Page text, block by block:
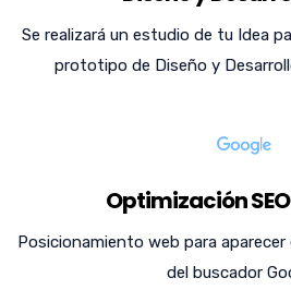
Se realizará un estudio de tu Idea
prototipo de Diseño y
Optimización
Posicionamiento web para
del buscador